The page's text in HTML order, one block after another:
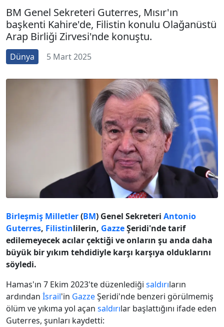
BM Genel Sekreteri Guterres, Mısır'ın
başkenti Kahire'de, Filistin konulu Olağanüstü
Arap Birliği Zirvesi'nde konuştu.
Dünya 5 Mart 2025
Birleşmiş Milletler(BM) Genel Sekreteri Antonio
Guterres, Filistinlilerin, GazzeŞeridi'nde tarif
edilemeyecek acılar çektiği ve onların şu anda daha
büyük bir yıkım tehdidiyle karşı karşıya olduklarını
söyledi.
Hamas'ın 7 Ekim 2023'te düzenlediği saldırıların
ardından İsrail'in GazzeŞeridi'nde benzeri görülmemiş
ölüm ve yıkıma yol açan saldırılar başlattığını ifade eden
Guterres, şunları kaydetti: